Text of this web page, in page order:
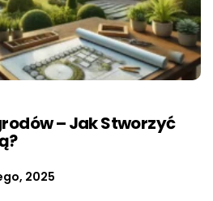
– Jak Stworzyć
2025